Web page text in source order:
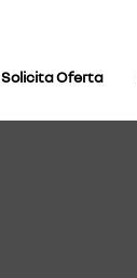
Solicita Oferta